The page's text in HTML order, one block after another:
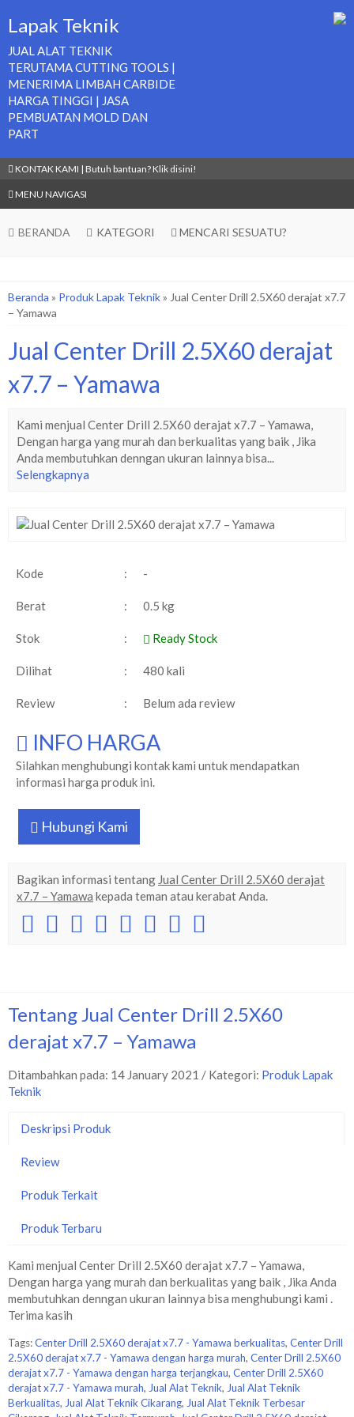
Lapak Teknik
JUAL ALAT TEKNIK
TERUTAMA CUTTING TOOLS |
MENERIMA LIMBAH CARBIDE
HARGA TINGGI | JASA
PEMBUATAN MOLD DAN
PART
KONTAK KAMI | Butuh bantuan? Klik disini!
MENU NAVIGASI
BERANDA KATEGORI MENCARI SESUATU?
Beranda » Produk Lapak Teknik» Jual Center Drill 2.5X60 derajat x7.7
– Yamawa
Jual Center Drill 2.5X60 derajat
x7.7 – Yamawa
Kami menjual Center Drill 2.5X60 derajat x7.7 – Yamawa,
Dengan harga yang murah dan berkualitas yang baik , Jika
Anda membutuhkan denngan ukuran lainnya bisa...
Selengkapnya
Kode : -
Berat : 0.5 kg
Stok : Ready Stock
Dilihat : 480 kali
Review : Belum ada review
INFO HARGA
Silahkan menghubungi kontak kami untuk mendapatkan
informasi harga produk ini.
Hubungi Kami
Bagikan informasi tentang Jual Center Drill 2.5X60 derajat
x7.7 – Yamawa kepada teman atau kerabat Anda.
Tentang Jual Center Drill 2.5X60
derajat x7.7 – Yamawa
Ditambahkan pada: 14 January 2021 / Kategori: Produk Lapak
Teknik
Deskripsi Produk
Review
Produk Terkait
Produk Terbaru
Kami menjual Center Drill 2.5X60 derajat x7.7 – Yamawa,
Dengan harga yang murah dan berkualitas yang baik , Jika Anda
membutuhkan denngan ukuran lainnya bisa menghubungi kami .
Terima kasih
Tags:Center Drill 2.5X60 derajat x7.7 - Yamawa berkualitas, Center Drill
2.5X60 derajat x7.7 - Yamawa dengan harga murah, Center Drill 2.5X60
derajat x7.7 - Yamawa dengan harga terjangkau, Center Drill 2.5X60
derajat x7.7 - Yamawa murah, Jual Alat Teknik, Jual Alat Teknik
Berkualitas, Jual Alat Teknik Cikarang, Jual Alat Teknik Terbesar